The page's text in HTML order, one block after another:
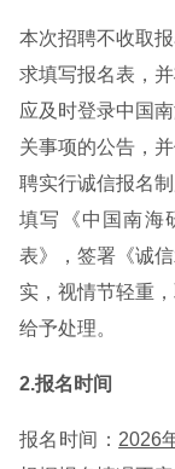
本次招聘不收取
求填写报名表，
应及时登录中国
关事项的公告，
聘实行诚信报名
填写《中国南海
表》，签署《诚
实，视情节轻重
给予处理。
2.报名时间
报名时间： 2026